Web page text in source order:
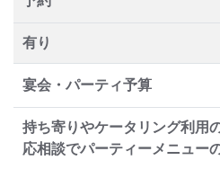
有り
宴会・パーティ予算
持ち寄りやケータリング利用
応相談でパーティーメニュー